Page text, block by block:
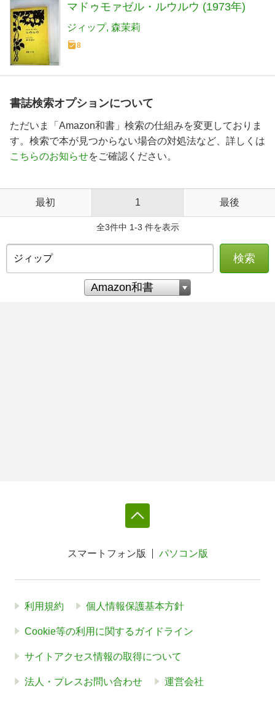
マドゥモァゼル・ルウルウ (1973年)
ジィップ 森茉莉
8
書誌検索オプションについて
ただいま「Amazon和書」検索の仕組みを変更しておりま
す。検索で本が見つからない場合の対処法など、詳しくは
こちらのお知らせをご確認ください。
最初 1 最後
全3件中 1-3 件を表示
検索
スマートフォン版 パソコン版
利用規約 個人情報保護基本方針
Cookie等の利用に関するガイドライン
サイトアクセス情報の取得について
法人・プレスお問い合わせ 運営会社